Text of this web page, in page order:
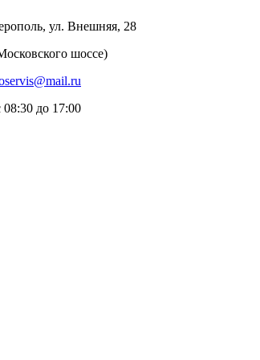
ул. Внешняя, 28
шоссе)
до 17:00